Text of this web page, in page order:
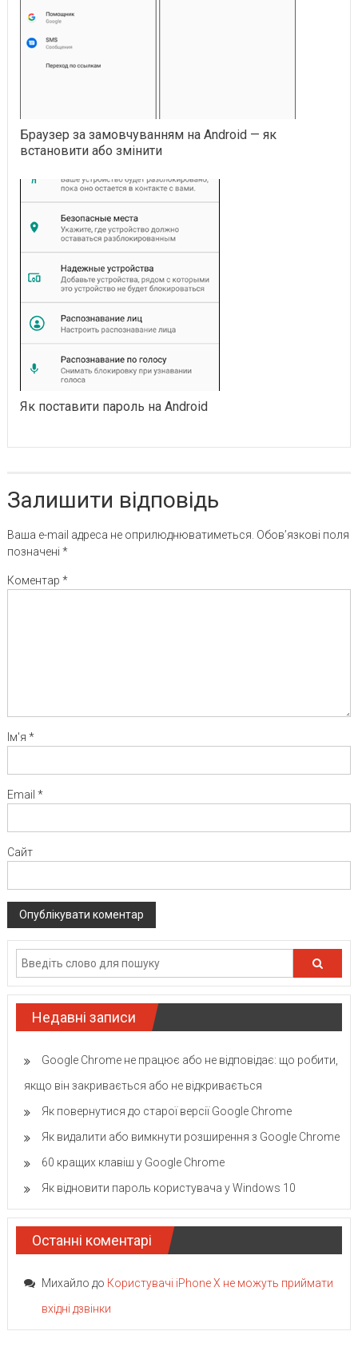
Браузер за замовчуванням на Android — як
встановити або змінити
Як поставити пароль на Android
Залишити відповідь
Ваша e-mail адреса не оприлюднюватиметься. Обов’язкові поля
позначені *
Коментар *
Ім'я *
Email *
Сайт
Недавні записи
Google Chrome не працює або не відповідає: що робити,
якщо він закривається або не відкривається
Як повернутися до старої версії Google Chrome
Як видалити або вимкнути розширення з Google Chrome
60 кращих клавіш у Google Chrome
Як відновити пароль користувача у Windows 10
Останні коментарі
Михайло до Користувачі iPhone X не можуть приймати
вхідні дзвінки